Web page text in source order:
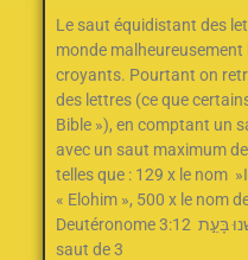
Le saut équidistant des
monde malheureusement
croyants. Pourtant on
des lettres (ce que
Bible »), en comptant un saut
avec un saut maximum de 500‭ des valeurs
telles que : ‬129‭ ‬x le nom‭ ‬ »Israël »‭, ‬132‭ ‬x le nom de
« Elohim »‭, ‬500‭ ‬x le nom de ישוע « Yeshoua » (voir dans
Deutéronome 3:12 יָרַ֖שְׁנוּ בָּעֵ֣ת dans l’illustration avec un
saut de 3